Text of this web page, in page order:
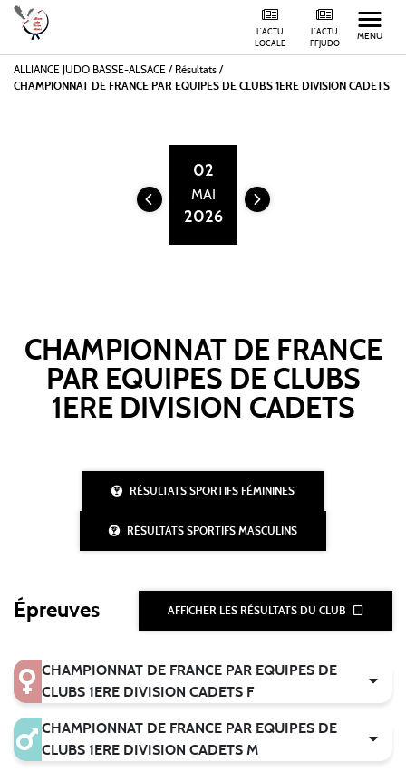
L'ACTU
FFJUDO
L'ACTU
LOCALE
MENU
ALLIANCE JUDO BASSE-ALSACE / Résultats /
CHAMPIONNAT DE FRANCE PAR EQUIPES DE CLUBS 1ERE DIVISION CADETS
02
MAI
2026
CHAMPIONNAT DE FRANCE
PAR EQUIPES DE CLUBS
1ERE DIVISION CADETS
RÉSULTATS SPORTIFS FÉMININES
RÉSULTATS SPORTIFS MASCULINS
Épreuves AFFICHER LES RÉSULTATS DU CLUB
CHAMPIONNAT DE FRANCE PAR EQUIPES DE
CLUBS 1ERE DIVISION CADETS F
CHAMPIONNAT DE FRANCE PAR EQUIPES DE
CLUBS 1ERE DIVISION CADETS M